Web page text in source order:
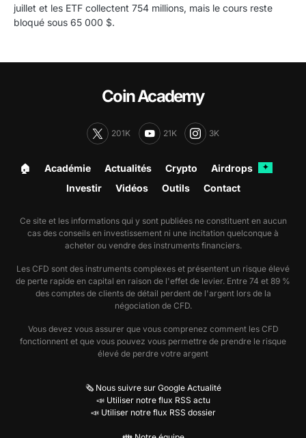
juillet et les ETF collectent 754 millions, mais le cours reste
bloqué sous 65 000 $.
Coin Academy
201K 21K 3K
🏠︎ Académie Actualités Crypto Airdrops ✦
Investir Vidéos Outils Contact
Ce site et les informations qui y sont publiées ne constituent en aucun
cas des conseils en investissement ni une incitation quelconque à
acheter ou vendre des instruments financiers.
Les CFD sont des instruments complexes et présentent un risque élevé
de perte rapide en capital en raison de l'effet de levier. Entre 74 et 89 %
des comptes de clients de détail perdent de l'argent lors de la
négociation de CFD.
Vous devez vous assurer que vous comprenez comment les CFD
fonctionnent et que vous pouvez vous permettre de prendre le risque
élevé de perdre votre argent
🗞️ Nous suivre sur Google Actualité
📣 Utiliser notre flux RSS actu
📣 Utiliser notre flux RSS dossier